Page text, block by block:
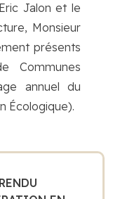
Jalon et le
Monsieur
présents
Communes
annuel du
Écologique).